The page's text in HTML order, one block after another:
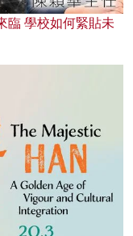
臨 學校如何緊貼未